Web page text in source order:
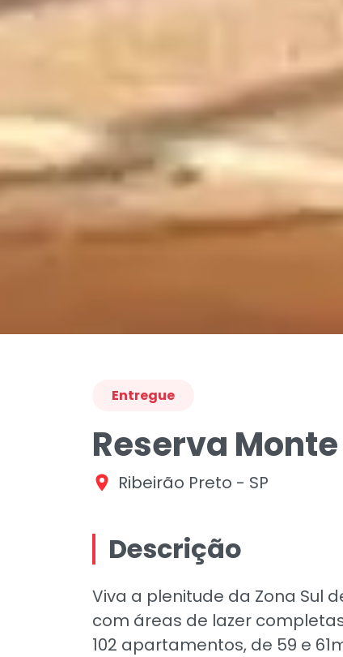
Entregue
Reserva
Ribeirão Preto - SP
Descrição
Viva a plenitude da Zona Sul
com áreas de lazer
102 apartamentos, de 59 e